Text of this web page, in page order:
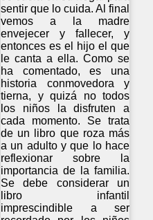
sentir que lo cuida. Al final
vemos a la madre
envejecer y fallecer, y
entonces es el hijo el que
le canta a ella. Como se
ha comentado, es una
historia conmovedora y
tierna, y quizá no todos
los niños la disfruten a
cada momento. Se trata
de un libro que roza más
a un adulto y que lo hace
reflexionar sobre la
importancia de la familia.
Se debe considerar un
libro infantil
imprescindible a ser